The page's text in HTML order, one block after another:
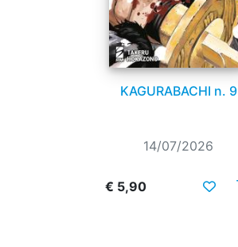
KAGURABACHI n. 9
14/07/2026
€ 5,90